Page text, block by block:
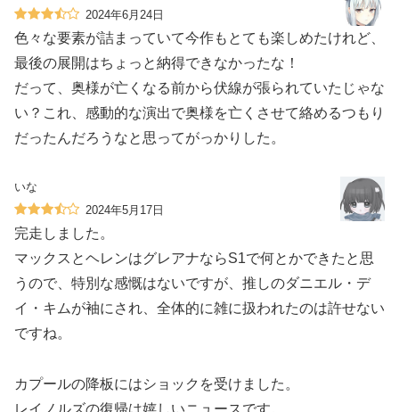
2024年6月24日
色々な要素が詰まっていて今作もとても楽しめたけれど、
最後の展開はちょっと納得できなかったな！
だって、奥様が亡くなる前から伏線が張られていたじゃな
い？これ、感動的な演出で奥様を亡くさせて絡めるつもり
だったんだろうなと思ってがっかりした。
いな
2024年5月17日
完走しました。
マックスとヘレンはグレアナならS1で何とかできたと思
うので、特別な感慨はないですが、推しのダニエル・デ
イ・キムが袖にされ、全体的に雑に扱われたのは許せない
ですね。
カプールの降板にはショックを受けました。
レイノルズの復帰は嬉しいニュースです。